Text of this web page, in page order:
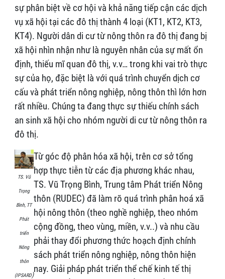
sự phân biệt về cơ hội và khả năng tiếp cận các dịch
vụ xã hội tại các đô thị thành 4 loại (KT1, KT2, KT3,
KT4). Người dân di cư từ nông thôn ra đô thị đang bị
xã hội nhìn nhận như là nguyên nhân của sự mất ổn
định, thiếu mĩ quan đô thị, v.v… trong khi vai trò thực
sự của họ, đặc biệt là với quá trình chuyển dịch cơ
cấu và phát triển nông nghiệp, nông thôn thì lớn hơn
rất nhiều. Chúng ta đang thực sự thiếu chính sách
an sinh xã hội cho nhóm người di cư từ nông thôn ra
đô thị.
TS. Vũ
Trọng
Bình, TT
Phát
triển
Nông
thôn
(IPSARD)
Từ góc độ phân hóa xã hội, trên cơ sở tổng
hợp thực tiễn từ các địa phương khác nhau,
TS. Vũ Trọng Bình, Trung tâm Phát triển Nông
thôn (RUDEC) đã làm rõ quá trình phân hoá xã
hội nông thôn (theo nghề nghiệp, theo nhóm
cộng đồng, theo vùng, miền, v.v..) và nhu cầu
phải thay đổi phương thức hoạch định chính
sách phát triển nông nghiệp, nông thôn hiện
nay. Giải pháp phát triển thể chế kinh tế thị